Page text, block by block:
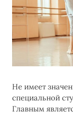
Не имеет
специальной
Главным